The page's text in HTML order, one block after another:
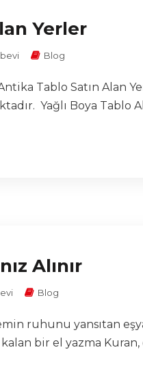
Yerler
Blog
Tablo Satın Alan
Yağlı Boya Tablo
Alınır
Blog
ruhunu yansıtan
bir el yazma Kuran,